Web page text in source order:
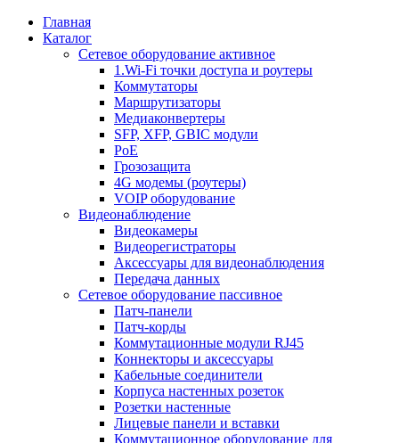
Главная
Каталог
Сетевое оборудование активное
1.Wi-Fi точки доступа и роутеры
Коммутаторы
Маршрутизаторы
Медиаконвертеры
SFP, XFP, GBIC модули
PoE
Грозозащита
4G модемы (роутеры)
VOIP оборудование
Видеонаблюдение
Видеокамеры
Видеорегистраторы
Аксессуары для видеонаблюдения
Передача данных
Сетевое оборудование пассивное
Патч-панели
Патч-корды
Коммутационные модули RJ45
Коннекторы и аксессуары
Кабельные соединители
Корпуса настенных розеток
Розетки настенные
Лицевые панели и вставки
Коммутационное оборудование для